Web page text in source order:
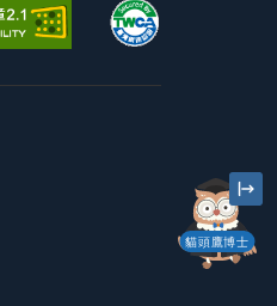
貓頭鷹博士